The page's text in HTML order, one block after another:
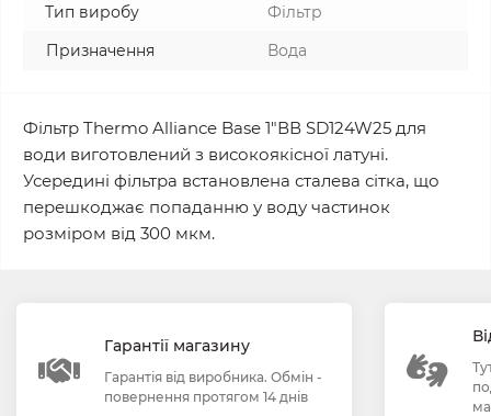
Тип виробу
Фільтр
Призначення
Вода
Фільтр Thermo Alliance Base 1"ВВ SD124W25 для
води виготовлений з високоякісної латуні.
Усередині фільтра встановлена сталева сітка, що
перешкоджає попаданню у воду частинок
розміром від 300 мкм.
Гарантії магазину
Гарантія від виробника. Обмін -
повернення протягом 14 днів